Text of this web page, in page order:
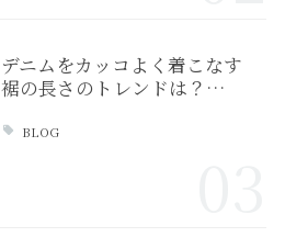
デニムをカッコよく着こなす
裾の長さのトレンドは？…
BLOG